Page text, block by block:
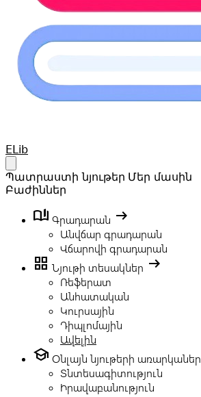
Your Company
ELib
Պատրաստի նյութեր Մեր մասին
Բաժիններ
book_ribbon Գրադարան arrow_right_alt
Անվճար գրադարան
Վճարովի գրադարան
grid_view Նյութի տեսակներ arrow_right_alt
Ռեֆերատ
Անհատական
Կուրսային
Դիպլոմային
Ավելին
school Օնլայն նյութերի առարկաներ
Տնտեսագիտություն
Իրավաբանություն